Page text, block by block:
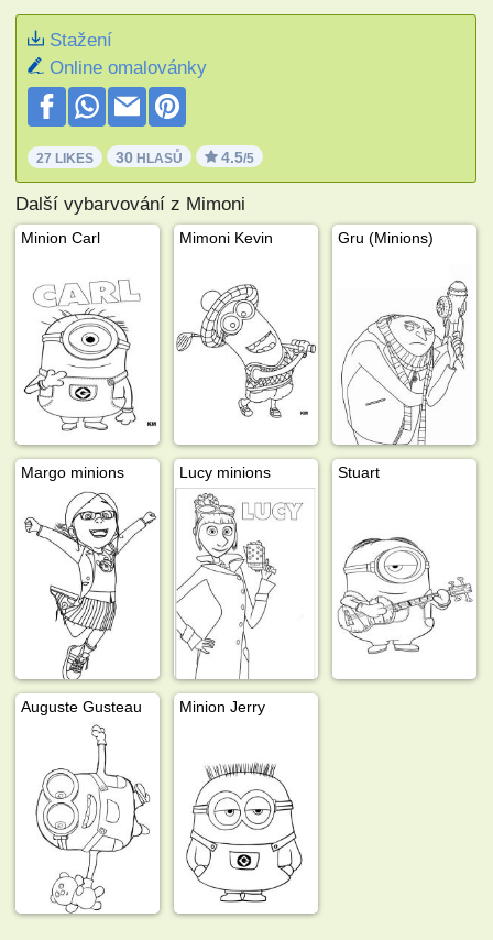
Stažení
Online omalovánky
27 LIKES 30 HLASŮ 4.5/5
Další vybarvování z Mimoni
Minion Carl Mimoni Kevin Gru (Minions)
Margo minions Lucy minions Stuart
Auguste Gusteau Minion Jerry